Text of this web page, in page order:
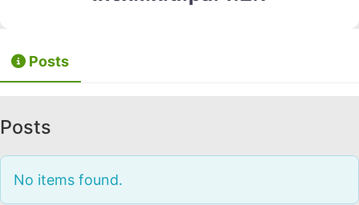
Posts
Posts
No items found.